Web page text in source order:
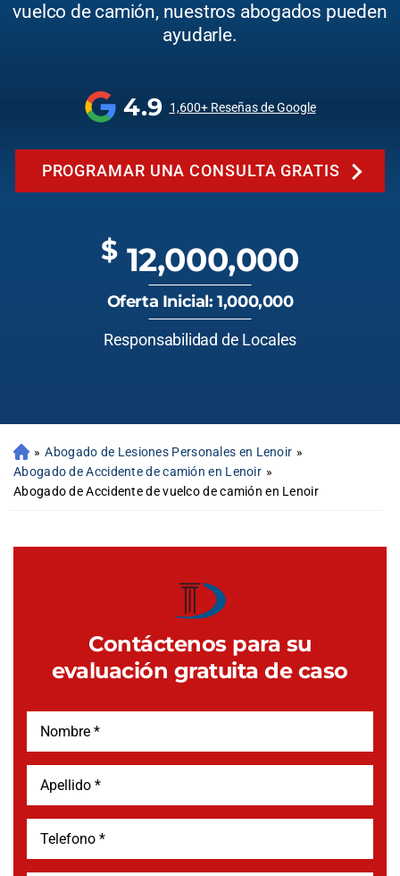
vuelco de camión, nuestros abogados pueden
ayudarle.
4.9 1,600+ Reseñas de Google
PROGRAMAR UNA CONSULTA GRATIS
$ 12,000,000
Oferta Inicial: 1,000,000
Responsabilidad de Locales
» Abogado de Lesiones Personales en Lenoir »
Abogado de Accidente de camión en Lenoir »
Abogado de Accidente de vuelco de camión en Lenoir
Contáctenos para su
evaluación gratuita de caso